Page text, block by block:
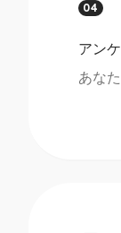
04
アン
あな